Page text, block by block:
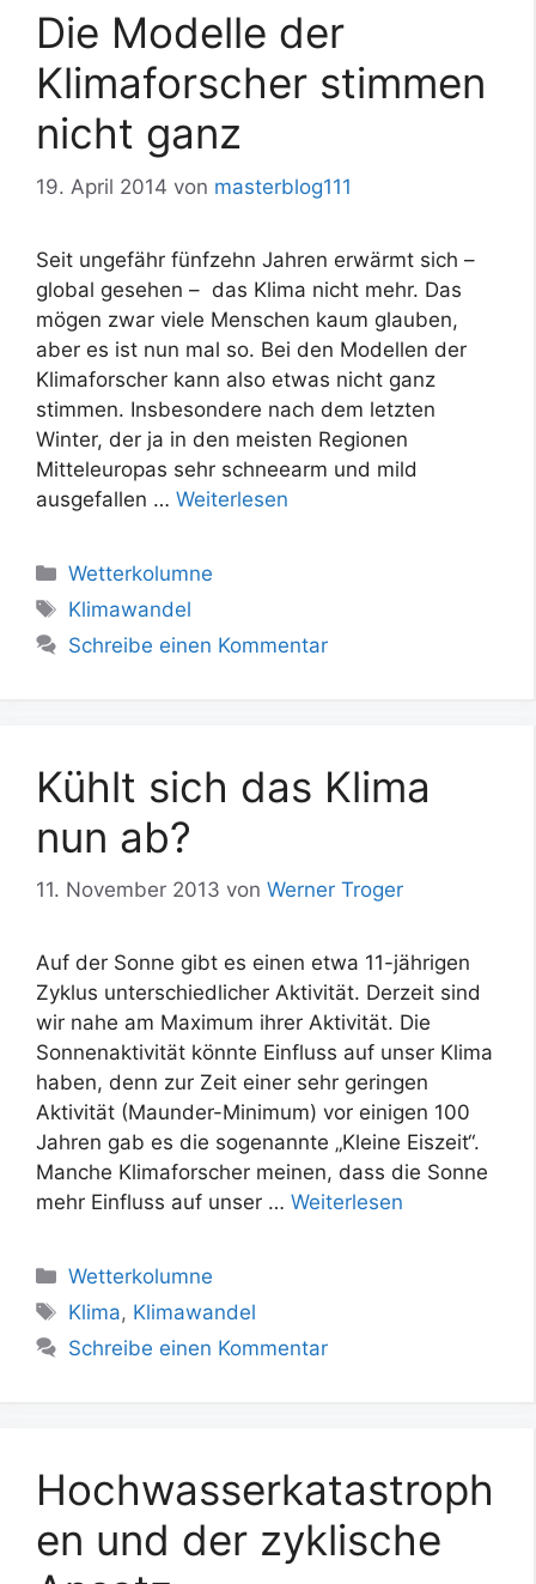
Die Modelle der
Klimaforscher stimmen
nicht ganz
19. April 2014 von masterblog111
Seit ungefähr fünfzehn Jahren erwärmt sich –
global gesehen – das Klima nicht mehr. Das
mögen zwar viele Menschen kaum glauben,
aber es ist nun mal so. Bei den Modellen der
Klimaforscher kann also etwas nicht ganz
stimmen. Insbesondere nach dem letzten
Winter, der ja in den meisten Regionen
Mitteleuropas sehr schneearm und mild
ausgefallen … Weiterlesen
Kategorien
Wetterkolumne
Schlagwörter
Klimawandel
Schreibe einen Kommentar
Kühlt sich das Klima
nun ab?
11. November 2013 von Werner Troger
Auf der Sonne gibt es einen etwa 11-jährigen
Zyklus unterschiedlicher Aktivität. Derzeit sind
wir nahe am Maximum ihrer Aktivität. Die
Sonnenaktivität könnte Einfluss auf unser Klima
haben, denn zur Zeit einer sehr geringen
Aktivität (Maunder-Minimum) vor einigen 100
Jahren gab es die sogenannte „Kleine Eiszeit“.
Manche Klimaforscher meinen, dass die Sonne
mehr Einfluss auf unser … Weiterlesen
Kategorien
Wetterkolumne
Schlagwörter
Klima, Klimawandel
Schreibe einen Kommentar
Hochwasserkatastroph
en und der zyklische